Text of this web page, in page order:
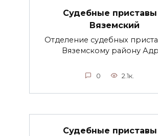
Судебные приставы
Вяземский
Отделение судебных
Вяземскому району
0 2.1к.
Судебные приставы